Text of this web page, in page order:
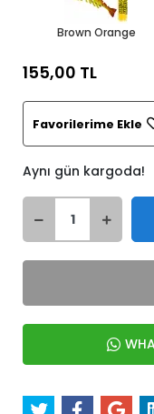
Brown Orange
155,00 TL
Favorilerime Ekle
Aynı gün kargoda!